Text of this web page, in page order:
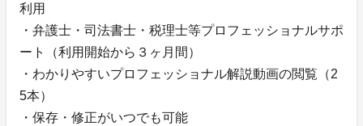
利用
・弁護士・司法書士・税理士等プロフェッショナルサポ
ート（利用開始から３ヶ月間）
・わかりやすいプロフェッショナル解説動画の閲覧（2
5本）
・保存・修正がいつでも可能